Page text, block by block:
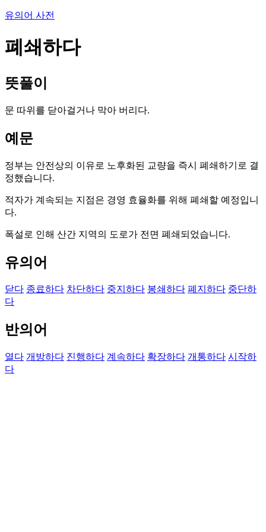
유의어 사전
폐쇄하다
뜻풀이
문 따위를 닫아걸거나 막아 버리다.
예문
정부는 안전상의 이유로 노후화된 교량을 즉시 폐쇄하기로 결
정했습니다.
적자가 계속되는 지점은 경영 효율화를 위해 폐쇄할 예정입니
다.
폭설로 인해 산간 지역의 도로가 전면 폐쇄되었습니다.
유의어
닫다 종료하다 차단하다 중지하다 봉쇄하다 폐지하다 중단하
다
반의어
열다 개방하다 진행하다 계속하다 확장하다 개통하다 시작하
다